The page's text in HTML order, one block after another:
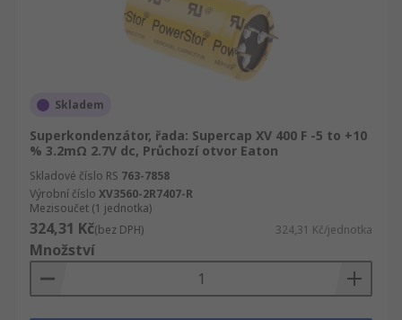
Skladem
Superkondenzátor, řada: Supercap XV 400 F -5 to +10
% 3.2mΩ 2.7V dc, Průchozí otvor Eaton
Skladové číslo RS 763-7858
Výrobní číslo XV3560-2R7407-R
Mezisoučet (1 jednotka)
324,31 Kč(bez DPH) 324,31 Kč/jednotka
Množství